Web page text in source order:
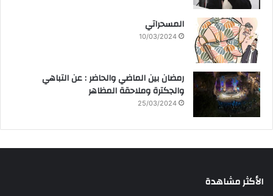
المسحراتي
10/03/2024
رمضان بين الماضي والحاضر : عن التباهي
والجكترة وملاحقة المظاهر
25/03/2024
الأكثر مشاهدة